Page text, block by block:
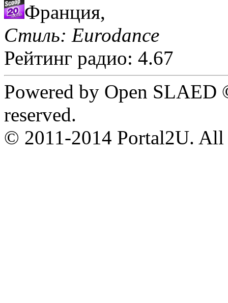
Франция,
Стиль: Eurodance
Рейтинг радио: 4.67
Powered by Open
reserved.
© 2011-2014 Portal2U. All